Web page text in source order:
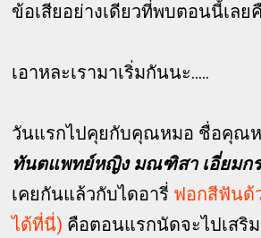
ข้อเสียอย่างเดียวที่พบตอนนี้เลย
เอาหละเรามาเริ่มกันนะ.....
วันแรกไปคุยกับคุณหมอ ชื่อคุณห
ทันตแพทย์หญิง มณฑิสา เอี่ยมก
เคยกันแล้วกับไดอารี่ ฟอกสีฟันด้
ได้ที่นี่) คือตอนแรกนัดจะไปเสริ